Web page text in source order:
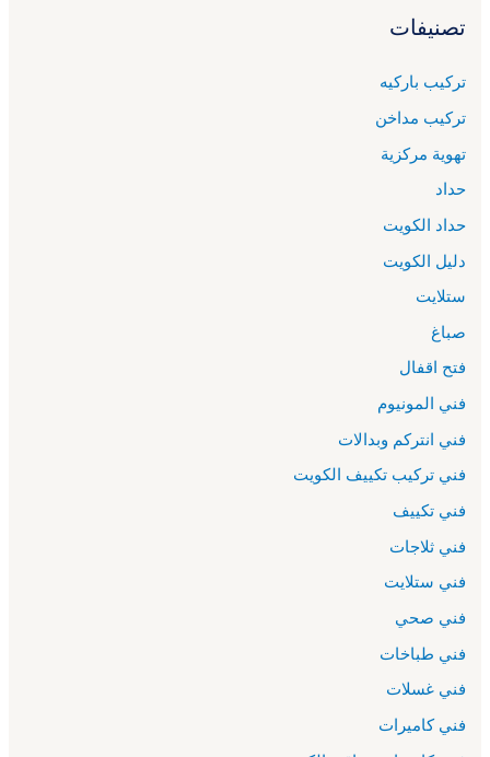
تصنيفات
تركيب باركيه
تركيب مداخن
تهوية مركزية
حداد
حداد الكويت
دليل الكويت
ستلايت
صباغ
فتح اقفال
فني المونيوم
فني انتركم وبدالات
فني تركيب تكييف الكويت
فني تكييف
فني ثلاجات
فني ستلايت
فني صحي
فني طباخات
فني غسلات
فني كاميرات